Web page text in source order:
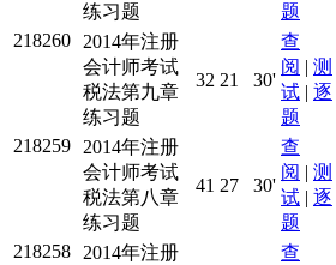
练习题
题
218260
2014年注册
会计师考试
税法第九章
练习题
32 21 30'
查
阅 | 测
试 | 逐
题
218259
2014年注册
会计师考试
税法第八章
练习题
41 27 30'
查
阅 | 测
试 | 逐
题
218258
2014年注册
查